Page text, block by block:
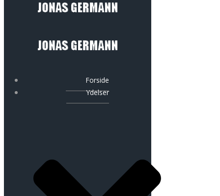
Forside
Ydelser